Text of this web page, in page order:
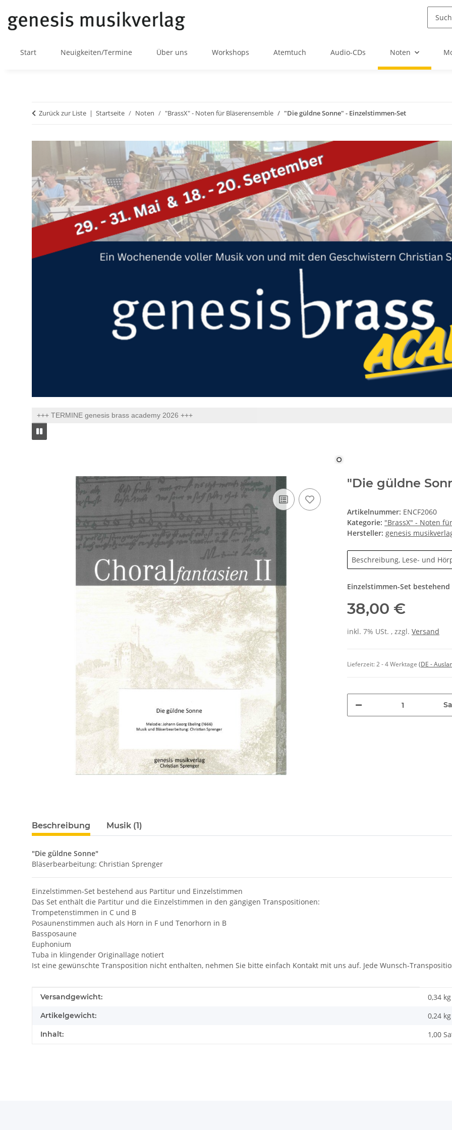
Atemtuch Audio-CDs Noten
Start Neuigkeiten/Termine Über uns Workshops
Zurück zur Liste Startseite Noten "BrassX" - Noten für Bläserensemble "Die güldne Sonne" - Einzelstimmen-Set
+++ TERMINE genesis brass academy 2026 +++
"Die güldne
Artikelnummer: ENCF2060
Kategorie: "BrassX" - Noten
Hersteller: genesis
Beschreibung, Lese- und
Einzelstimmen-Set
38,00 €
inkl. 7% USt. , zzgl. Versand
Lieferzeit:2 - 4 Werktage (DE -
Beschreibung Musik (1)
"Die güldne Sonne"
Bläserbearbeitung: Christian Sprenger
Einzelstimmen-Set bestehend aus Partitur und Einzelstimmen
Das Set enthält die Partitur und die Einzelstimmen in den gängigen Transpositionen:
Trompetenstimmen in C und B
Posaunenstimmen auch als Horn in F und Tenorhorn in B
Bassposaune
Euphonium
Tuba in klingender Originallage notiert
Ist eine gewünschte Transposition nicht enthalten, nehmen Sie bitte einfach Kontakt mit uns auf. Jede Wunsch-
Produkteigenschaft
Wert
Versandgewicht: 0,34 kg
Artikelgewicht: 0,24 kg
Inhalt: 1,00